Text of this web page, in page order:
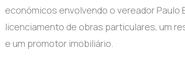
económicos envolvendo o vereador
licenciamento de obras particulares, um
e um promotor imobiliário.